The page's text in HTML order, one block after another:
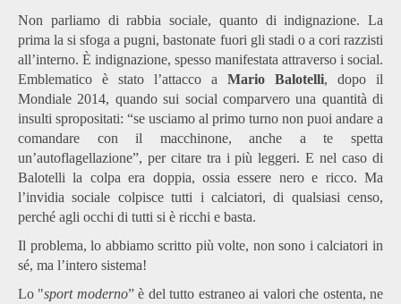
Non parliamo di rabbia sociale, quanto di indignazione. La
prima la si sfoga a pugni, bastonate fuori gli stadi o a cori razzisti
all’interno. È indignazione, spesso manifestata attraverso i social.
Emblematico è stato l’attacco a Mario Balotelli, dopo il
Mondiale 2014, quando sui social comparvero una quantità di
insulti spropositati: “se usciamo al primo turno non puoi andare a
comandare con il macchinone, anche a te spetta
un’autoflagellazione”, per citare tra i più leggeri. E nel caso di
Balotelli la colpa era doppia, ossia essere nero e ricco. Ma
l’invidia sociale colpisce tutti i calciatori, di qualsiasi censo,
perché agli occhi di tutti si è ricchi e basta.
Il problema, lo abbiamo scritto più volte, non sono i calciatori in
sé, ma l’intero sistema!
Lo "sport moderno” è del tutto estraneo ai valori che ostenta, ne